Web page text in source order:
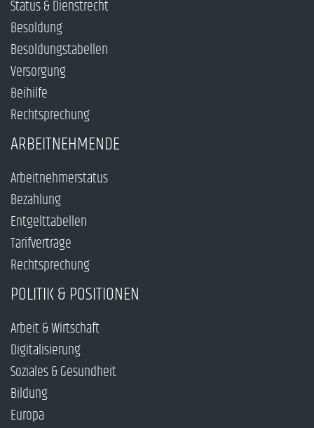
Status & Dienstrecht
Besoldung
Besoldungstabellen
Versorgung
Beihilfe
Rechtsprechung
ARBEITNEHMENDE
Arbeitnehmerstatus
Bezahlung
Entgelttabellen
Tarifverträge
Rechtsprechung
POLITIK & POSITIONEN
Arbeit & Wirtschaft
Digitalisierung
Soziales & Gesundheit
Bildung
Europa